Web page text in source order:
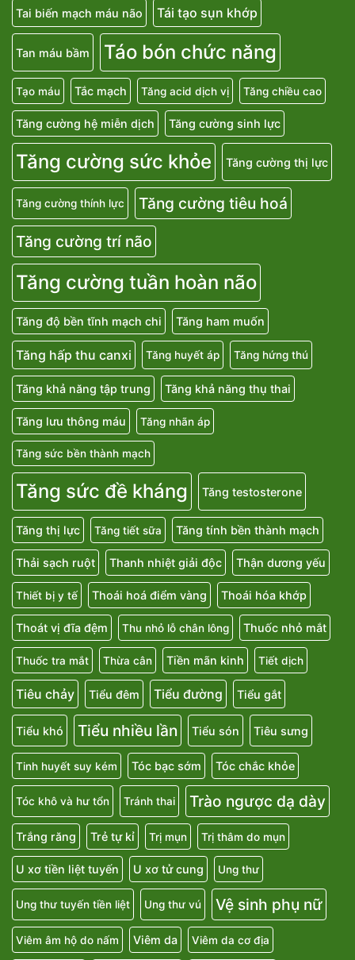
Tai biến mạch máu não Tái tạo sụn khớp
Tan máu bầm Táo bón chức năng
Tạo máu Tắc mạch Tăng acid dịch vị Tăng chiều cao
Tăng cường hệ miễn dịch Tăng cường sinh lực
Tăng cường sức khỏe Tăng cường thị lực
Tăng cường thính lực
Tăng cường tiêu hoá
Tăng cường trí não
Tăng cường tuần hoàn não
Tăng độ bền tĩnh mạch chi Tăng ham muốn
Tăng hấp thu canxi Tăng huyết áp Tăng hứng thú
Tăng khả năng tập trung Tăng khả năng thụ thai
Tăng lưu thông máu Tăng nhãn áp
Tăng sức bền thành mạch
Tăng sức đề kháng Tăng testosterone
Tăng thị lực Tăng tiết sữa Tăng tính bền thành mạch
Thải sạch ruột Thanh nhiệt giải độc Thận dương yếu
Thiết bị y tế Thoái hoá điểm vàng Thoái hóa khớp
Thoát vị đĩa đệm Thu nhỏ lỗ chân lông Thuốc nhỏ mắt
Thuốc tra mắt Thừa cân Tiền mãn kinh Tiết dịch
Tiêu chảy Tiểu đêm Tiểu đường Tiểu gắt
Tiểu khó Tiểu nhiều lần Tiểu són Tiêu sưng
Tinh huyết suy kém Tóc bạc sớm Tóc chắc khỏe
Tóc khô và hư tổn Tránh thai Trào ngược dạ dày
Trắng răng Trẻ tự kỉ Trị mụn Trị thâm do mụn
U xơ tiền liệt tuyến U xơ tử cung Ung thư
Ung thư tuyến tiền liệt Ung thư vú Vệ sinh phụ nữ
Viêm âm hộ do nấm Viêm da Viêm da cơ địa